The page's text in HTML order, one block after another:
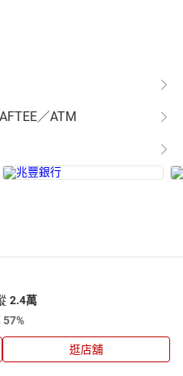
／ATM
2.4萬
57%
逛店舖